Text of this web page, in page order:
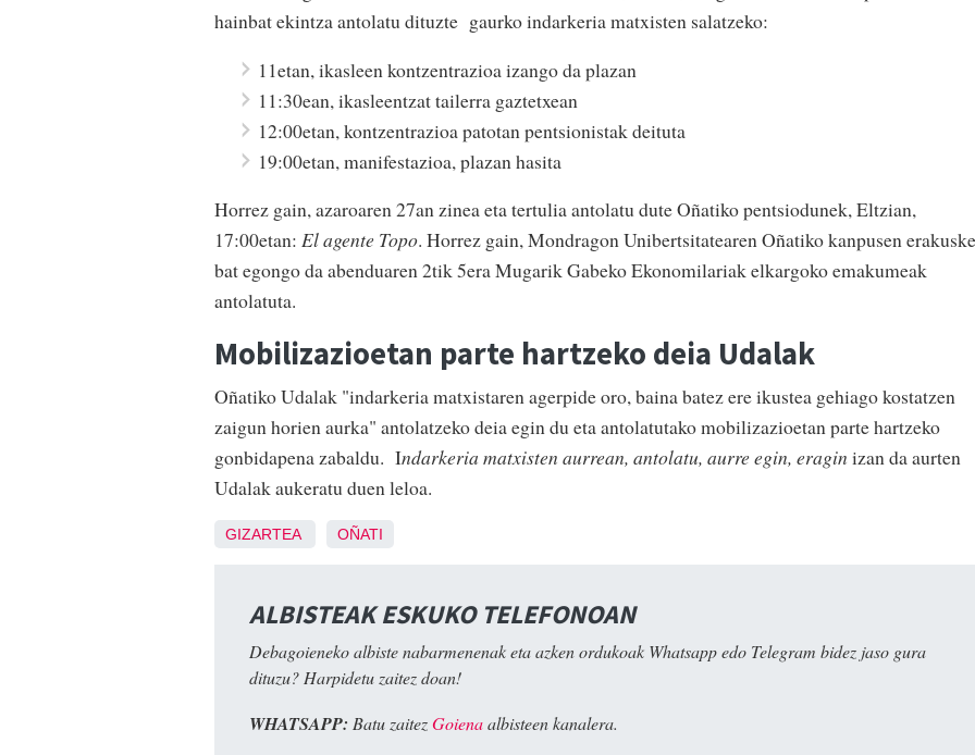
hainbat ekintza antolatu dituzte gaurko indarkeria matxisten salatzeko:
11etan, ikasleen kontzentrazioa izango da plazan
11:30ean, ikasleentzat tailerra gaztetxean
12:00etan, kontzentrazioa patotan pentsionistak deituta
19:00etan, manifestazioa, plazan hasita
Horrez gain, azaroaren 27an zinea eta tertulia antolatu dute Oñatiko pentsiodunek, Eltzian,
17:00etan: El agente Topo. Horrez gain, Mondragon Unibertsitatearen Oñatiko kanpusen
bat egongo da abenduaren 2tik 5era Mugarik Gabeko Ekonomilariak elkargoko emakumeak
antolatuta.
Mobilizazioetan parte hartzeko deia Udalak
Oñatiko Udalak "indarkeria matxistaren agerpide oro, baina batez ere ikustea gehiago kostatzen
zaigun horien aurka" antolatzeko deia egin du eta antolatutako mobilizazioetan parte hartzeko
gonbidapena zabaldu. Indarkeria matxisten aurrean, antolatu, aurre egin, eragin izan da aurten
Udalak aukeratu duen leloa.
GIZARTEA OÑATI
ALBISTEAK ESKUKO TELEFONOAN
Debagoieneko albiste nabarmenenak eta azken ordukoak Whatsapp edo Telegram bidez jaso gura
dituzu? Harpidetu zaitez doan!
WHATSAPP: Batu zaitezGoienaalbisteen kanalera.